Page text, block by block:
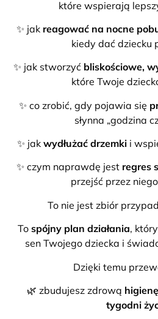
które wspierają
✨ jak reagować na nocne
kiedy dać dziecku
✨ jak stworzyć bliskościowe,
które Twoje
✨ co zrobić, gdy pojawia się
słynna „godzina
✨ jak wydłużać drzemkii
✨ czym naprawdę jest regres
przejść przez
To nie jest zbiór
To spójny plan działania,
sen Twojego dziecka i
Dzięki temu
🌿 zbudujesz zdrową
tygodni